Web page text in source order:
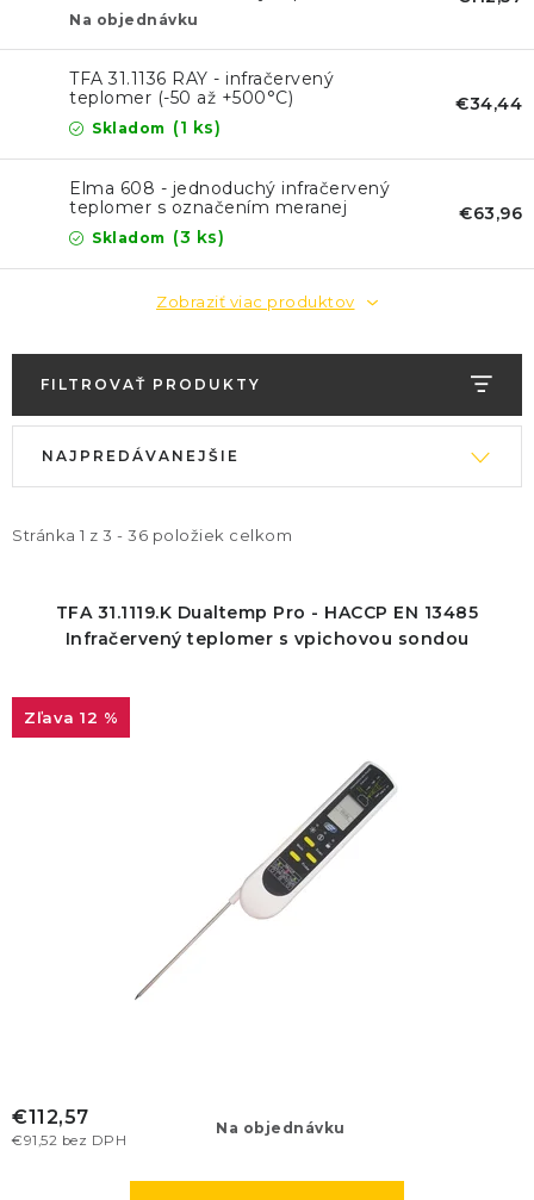
vpichovou sondou
Na objednávku
TFA 31.1136 RAY - infračervený
teplomer (-50 až +500°C)
Skladom (1 ks)
€34,44
Elma 608 - jednoduchý infračervený
teplomer s označením meranej
plochy
Skladom (3 ks)
€63,96
Zobraziť viac produktov
FILTROVAŤ PRODUKTY
i
d
u
Stránka 1 z 3 - 36 položiek celkom
e
r
o
NAJPREDÁVANEJŠIE
TFA 31.1119.K Dualtemp Pro - HACCP EN 13485
Infračervený teplomer s vpichovou sondou
12 %
Na objednávku
€91,52 bez DPH
€112,57